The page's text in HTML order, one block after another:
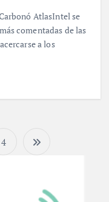
AtlasIntel se
comentadas de las
a los
4